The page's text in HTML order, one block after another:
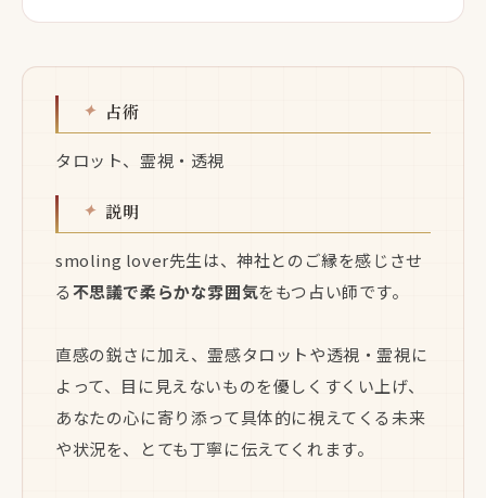
占術
タロット、霊視・透視
説明
smoling lover先生は、神社とのご縁を感じさせ
る不思議で柔らかな雰囲気をもつ占い師です。
直感の鋭さに加え、霊感タロットや透視・霊視に
よって、目に見えないものを優しくすくい上げ、
あなたの心に寄り添って具体的に視えてくる未来
や状況を、とても丁寧に伝えてくれます。